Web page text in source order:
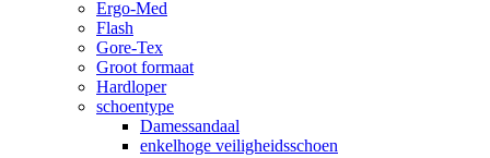
Ergo-Med
Flash
Gore-Tex
Groot formaat
Hardloper
schoentype
Damessandaal
enkelhoge veiligheidsschoen